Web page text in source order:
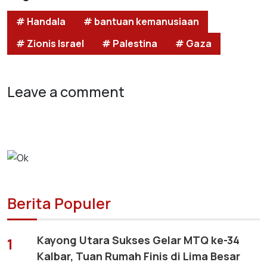
# Handala
# bantuan kemanusiaan
# Zionis Israel
# Palestina # Gaza
Leave a comment
Berita Populer
1
Kayong Utara Sukses Gelar MTQ ke-34
Kalbar, Tuan Rumah Finis di Lima Besar